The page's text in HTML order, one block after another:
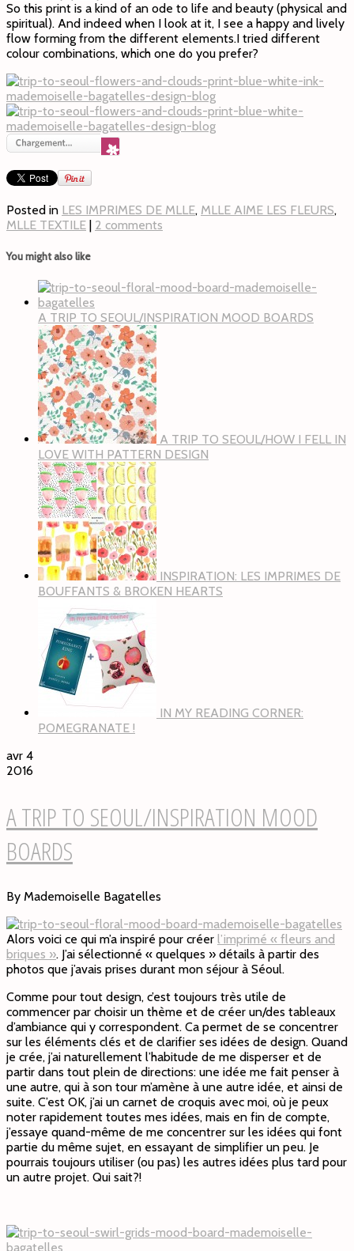
So this print is a kind of an ode to life and beauty (physical and
spiritual). And indeed when I look at it, I see a happy and lively
flow forming from the different elements.I tried different
colour combinations, which one do you prefer?
Posted in LES IMPRIMES DE MLLE, MLLE AIME LES FLEURS,
MLLE TEXTILE | 2 comments
You might also like
A TRIP TO SEOUL/INSPIRATION MOOD BOARDS
A TRIP TO SEOUL/HOW I FELL IN
LOVE WITH PATTERN DESIGN
INSPIRATION: LES IMPRIMES DE
BOUFFANTS & BROKEN HEARTS
IN MY READING CORNER:
POMEGRANATE !
avr 4
2016
A TRIP TO SEOUL/INSPIRATION MOOD
BOARDS
By Mademoiselle Bagatelles
Alors voici ce qui m’a inspiré pour créer l’imprimé « fleurs and
briques ». J’ai sélectionné « quelques » détails à partir des
photos que j’avais prises durant mon séjour à Séoul.
Comme pour tout design, c’est toujours très utile de
commencer par choisir un thème et de créer un/des tableaux
d’ambiance qui y correspondent. Ca permet de se concentrer
sur les éléments clés et de clarifier ses idées de design. Quand
je crée, j’ai naturellement l’habitude de me disperser et de
partir dans tout plein de directions: une idée me fait penser à
une autre, qui à son tour m’amène à une autre idée, et ainsi de
suite. C’est OK, j’ai un carnet de croquis avec moi, où je peux
noter rapidement toutes mes idées, mais en fin de compte,
j’essaye quand-même de me concentrer sur les idées qui font
partie du même sujet, en essayant de simplifier un peu. Je
pourrais toujours utiliser (ou pas) les autres idées plus tard pour
un autre projet. Qui sait?!